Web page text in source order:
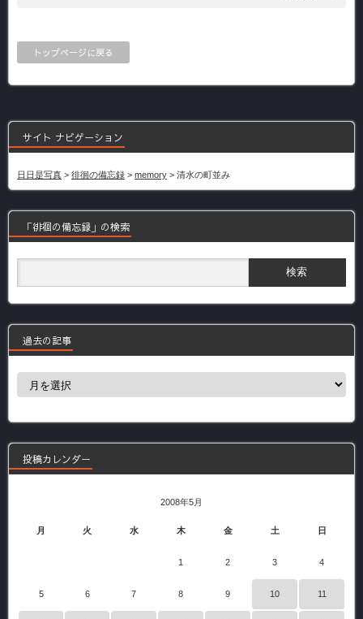
トップページに戻る
サイト ナビゲーション
日日是写真 > 徘徊の備忘録 > memory > 清水の町並み
「徘徊の備忘録」の検索
過去の記事
過
事
投稿カレンダー
2008年5月
月 火 水 木 金 土 日
1 2 3 4
5 6 7 8 9 10 11